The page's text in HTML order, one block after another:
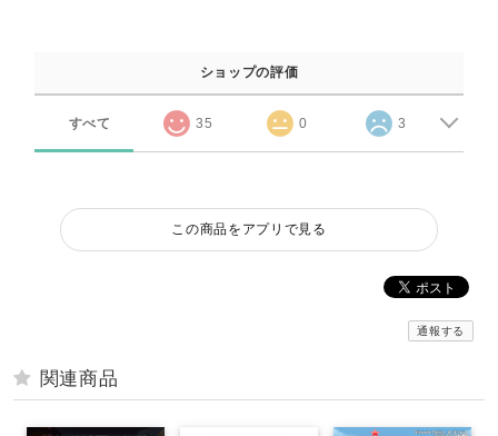
ショップの評価
すべて 35 0 3
この商品をアプリで見る
通報する
関連商品